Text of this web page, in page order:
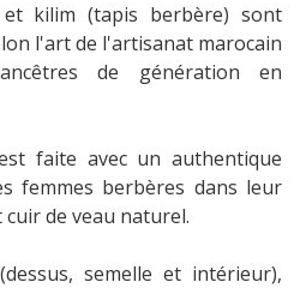
kilim (tapis berbère) sont
l'art de l'artisanat marocain
de génération en
faite avec un authentique
femmes berbères dans leur
de veau naturel.
semelle et intérieur),